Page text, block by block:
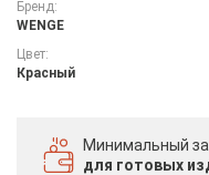
Бренд:
WENGE
Цвет:
Красный
Минимальный
для готовых